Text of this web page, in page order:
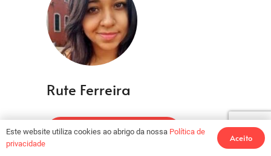
Rute Ferreira
Para conhecer melhor
Este website utiliza cookies ao abrigo da nossa Política de
privacidade
Aceito